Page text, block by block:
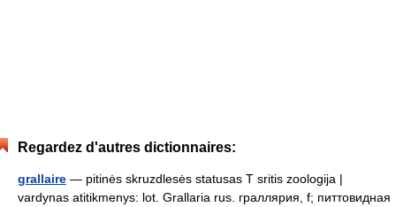
Regardez d'autres dictionnaires:
grallaire — pitinės skruzdlesės statusas T sritis zoologija |
vardynas atitikmenys: lot. Grallaria rus. граллярия, f; питтовидная